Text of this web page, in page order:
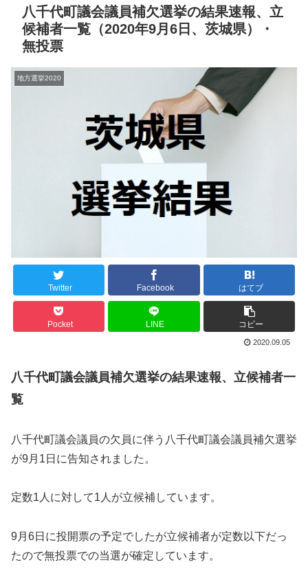
八千代町議会議員補欠選挙の結果速報、立
候補者一覧（2020年9月6日、茨城県）・
無投票
地方選挙2020
Twitter Facebook はてブ
Pocket LINE コピー
2020.09.05
八千代町議会議員補欠選挙の結果速報、立候補者一
覧
八千代町議会議員の欠員に伴う八千代町議会議員補欠選挙
が9月1日に告知されました。
定数1人に対して1人が立候補しています。
9月6日に投開票の予定でしたが立候補者が定数以下だっ
たので無投票での当選が確定しています。